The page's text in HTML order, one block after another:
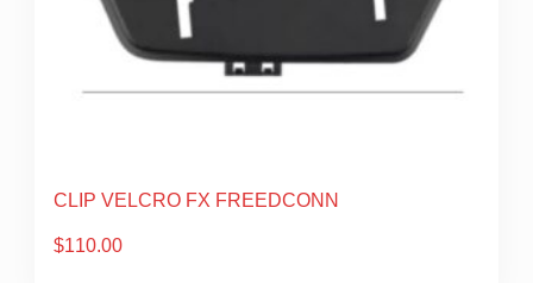
CLIP VELCRO FX FREEDCONN
$110.00